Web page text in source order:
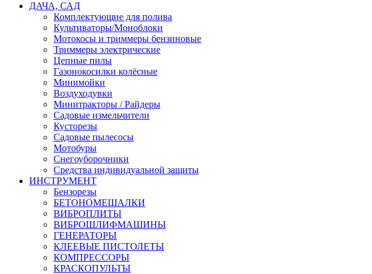
ДАЧА, САД
Комплектующие для полива
Культиваторы/Моноблоки
Мотокосы и триммеры бензиновые
Триммеры электрические
Цепные пилы
Газонокосилки колёсные
Минимойки
Воздуходувки
Минитракторы / Райдеры
Садовые измельчители
Кусторезы
Садовые пылесосы
Мотобуры
Снегоуборочники
Средства индивидуальной защиты
ИНСТРУМЕНТ
Бензорезы
БЕТОНОМЕШАЛКИ
ВИБРОПЛИТЫ
ВИБРОШЛИФМАШИНЫ
ГЕНЕРАТОРЫ
КЛЕЕВЫЕ ПИСТОЛЕТЫ
КОМПРЕССОРЫ
КРАСКОПУЛЬТЫ